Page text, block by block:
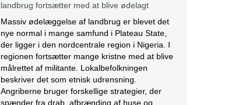
landbrug fortsætter med at blive ødelagt
Massiv ødelæggelse af landbrug er blevet det
nye normal i mange samfund i Plateau State,
der ligger i den nordcentrale region i Nigeria. I
regionen fortsætter mange kristne med at blive
målrettet af militante. Lokalbefolkningen
beskriver det som etnisk udrensning.
Angriberne bruger forskellige strategier, der
spænder fra drab, afbrænding af huse og